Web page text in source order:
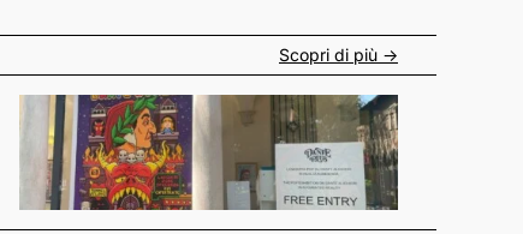
Scopri di più ->